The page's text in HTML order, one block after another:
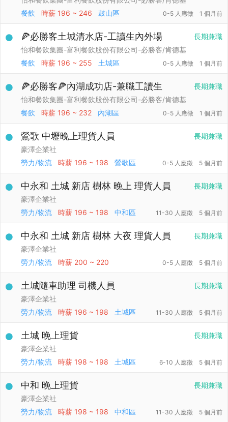
餐飲
時薪 196 ~ 246 鼓山區 0-5 人應徵 1 個月前
長期兼職
🍕必勝客土城清水店-工讀生內外場
怡和餐飲集團-富利餐飲股份有限公司-必勝客/肯德基
餐飲
時薪 196 ~ 255 土城區 0-5 人應徵 1 個月前
長期兼職
🍕必勝客🍕內湖成功店-兼職工讀生
怡和餐飲集團-富利餐飲股份有限公司-必勝客/肯德基
餐飲
時薪 196 ~ 232 內湖區 0-5 人應徵 1 個月前
長期兼職
鶯歌 中壢晚上理貨人員
豪澤企業社
勞力/物流
時薪 196 ~ 198 鶯歌區 0-5 人應徵 5 個月前
長期兼職
中永和 土城 新店 樹林 晚上 理貨人員
豪澤企業社
勞力/物流
時薪 196 ~ 198 中和區 11-30 人應徵 5 個月前
長期兼職
中永和 土城 新店 樹林 大夜 理貨人員
豪澤企業社
勞力/物流
時薪 200 ~ 220 0-5 人應徵 5 個月前
長期兼職
土城隨車助理 司機人員
豪澤企業社
勞力/物流
時薪 196 ~ 198 土城區 11-30 人應徵 5 個月前
長期兼職
土城 晚上理貨
豪澤企業社
勞力/物流
時薪 198 ~ 198 土城區 6-10 人應徵 5 個月前
長期兼職
中和 晚上理貨
豪澤企業社
勞力/物流
時薪 198 ~ 198 中和區 11-30 人應徵 5 個月前